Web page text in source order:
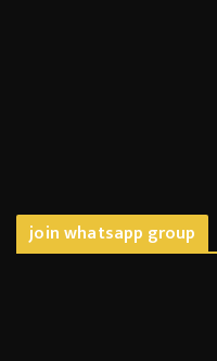
join whatsapp group